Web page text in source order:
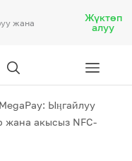
жана
Жүктөп
алуу
MegaPay: Ыӊгайлуу
жана акысыз NFC-